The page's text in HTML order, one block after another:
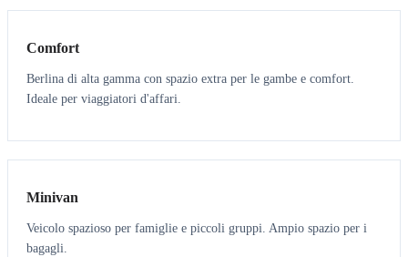
Comfort
Berlina di alta gamma con spazio extra per le gambe e comfort.
Ideale per viaggiatori d'affari.
6 5
Minivan
Veicolo spazioso per famiglie e piccoli gruppi. Ampio spazio per i
bagagli.